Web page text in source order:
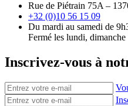
Rue de Piétrain 75A –
+32 (0)10 56 15 09
Du mardi au samedi de
Fermé les lundi, dimanche
Inscrivez-vous à